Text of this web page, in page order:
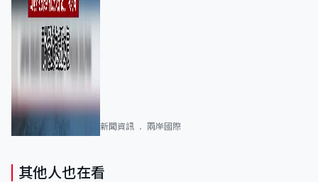
新聞資訊 兩岸國際
其他人也在看